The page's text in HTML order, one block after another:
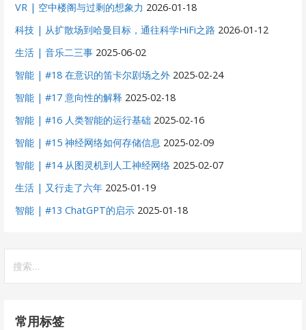
VR | 空中楼阁与过剩的想象力 2026-01-18
科技 | 从扩散场到哈曼目标，通往科学HiFi之路 2026-01-12
生活 | 音乐二三事 2025-06-02
智能 | #18 在意识的笛卡尔剧场之外 2025-02-24
智能 | #17 意向性的解释 2025-02-18
智能 | #16 人类智能的运行基础 2025-02-16
智能 | #15 神经网络如何存储信息 2025-02-09
智能 | #14 从图灵机到人工神经网络 2025-02-07
生活 | 又行走了六年 2025-01-19
智能 | #13 ChatGPT的启示 2025-01-18
索：
常用标签